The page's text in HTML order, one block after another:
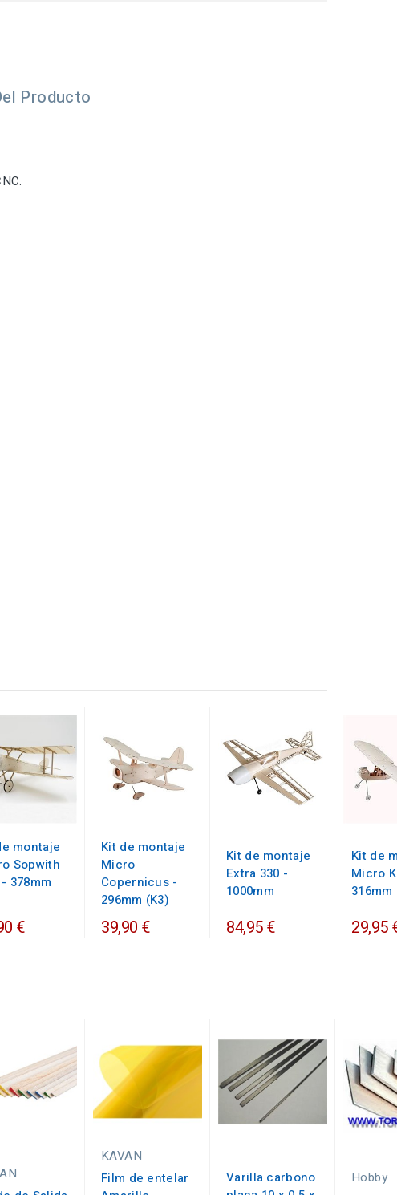
Producto
montaje
Sopwith
378mm
€
Kit de montaje
Micro
Copernicus -
296mm (K3)
39,90 €
Kit de montaje
Extra 330 -
1000mm
84,95 €
Kit de
Micro
316mm
29,95
KAVAN
Film de entelar
Varilla carbono
Hobby